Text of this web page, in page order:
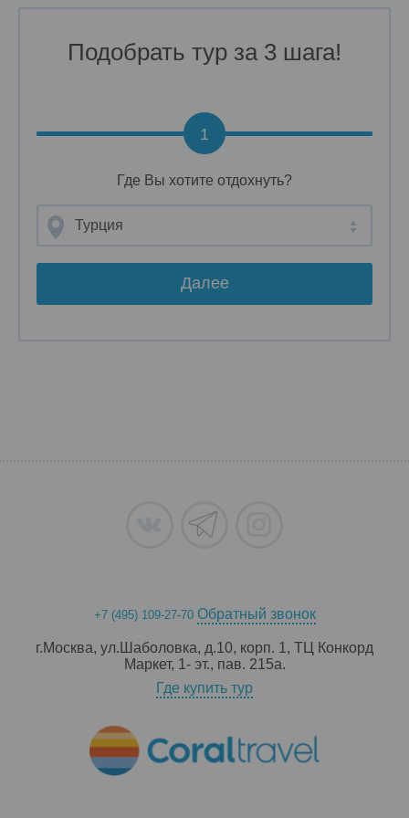
Подобрать тур за 3 шага!
Где Вы хотите отдохнуть?
Турция
Далее
1
+7 (495) 109-27-70 Обратный звонок
г.Москва, ул.Шаболовка, д.10, корп. 1, ТЦ Конкорд
Маркет, 1- эт., пав. 215a.
Где купить тур